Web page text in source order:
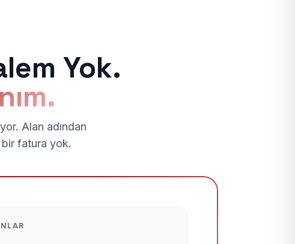
Yok.
Alan adından
bir fatura yok.